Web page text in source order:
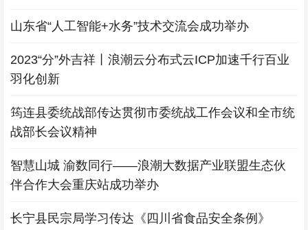
山东省“人工智能+水务”技术交流会成功举办
2023“分”外吉祥丨浪潮云分布式云ICP加速千行百业
羽化创新
筠连县委统战部传达贯彻市委统战工作会议和全市统
战部长会议精神
智慧山城 渝数同行——浪潮大数据产业联盟生态伙
伴合作大会重庆站成功举办
长宁县民宗局学习传达《四川省食品安全条例》